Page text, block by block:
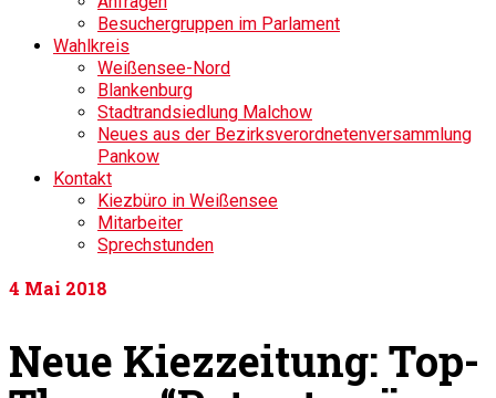
Besuchergruppen im Parlament
Wahlkreis
Weißensee-Nord
Blankenburg
Stadtrandsiedlung Malchow
Neues aus der Bezirksverordnetenversammlung
Pankow
Kontakt
Kiezbüro in Weißensee
Mitarbeiter
Sprechstunden
4 Mai 2018
Neue Kiezzeitung: Top-